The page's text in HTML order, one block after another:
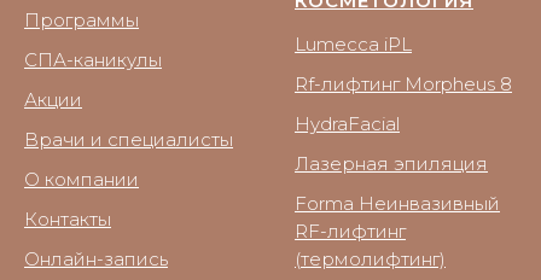
Программы
СПА-каникулы
Акции
Врачи и специалисты
О компании
Контакты
Онлайн-запись
Lumecca iPL
Rf-лифтинг Morpheus 8
HydraFacial
Лазерная эпиляция
Forma Неинвазивный
RF-лифтинг
(термолифтинг)